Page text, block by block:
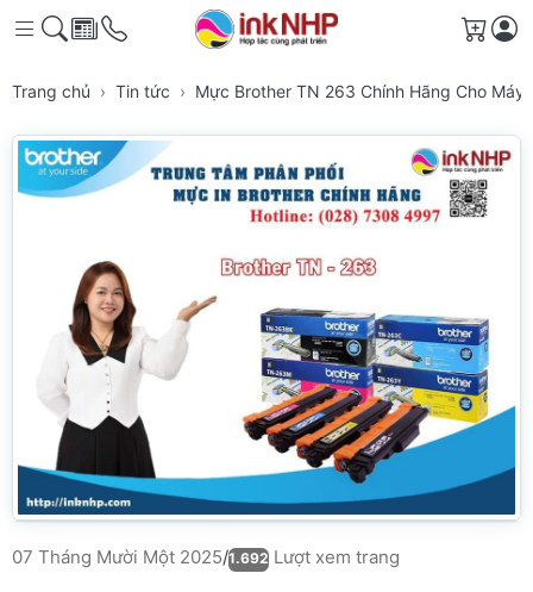
Giỏ
Trang chủ Tin tức Mực Brother TN 263 Chính Hãng Cho Máy
07 Tháng Mười Một 2025/1.692 Lượt xem trang